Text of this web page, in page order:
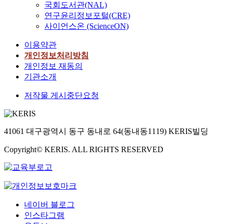
국회도서관(NAL)
연구윤리정보포털(CRE)
사이언스온 (ScienceON)
이용약관
개인정보처리방침
개인정보 재동의
기관소개
저작물 게시중단요청
41061 대구광역시 동구 동내로 64(동내동1119) KERIS빌딩
Copyright© KERIS. ALL RIGHTS RESERVED
네이버 블로그
인스타그램